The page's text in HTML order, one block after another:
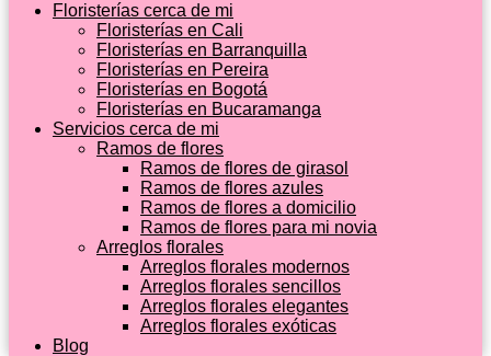
Floristerías cerca de mi
Floristerías en Cali
Floristerías en Barranquilla
Floristerías en Pereira
Floristerías en Bogotá
Floristerías en Bucaramanga
Servicios cerca de mi
Ramos de flores
Ramos de flores de girasol
Ramos de flores azules
Ramos de flores a domicilio
Ramos de flores para mi novia
Arreglos florales
Arreglos florales modernos
Arreglos florales sencillos
Arreglos florales elegantes
Arreglos florales exóticas
Blog